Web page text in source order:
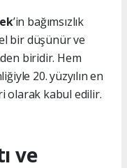
’in bağımsızlık
bir düşünür ve
biridir. Hem
20. yüzyılın en
olarak kabul edilir.
ve